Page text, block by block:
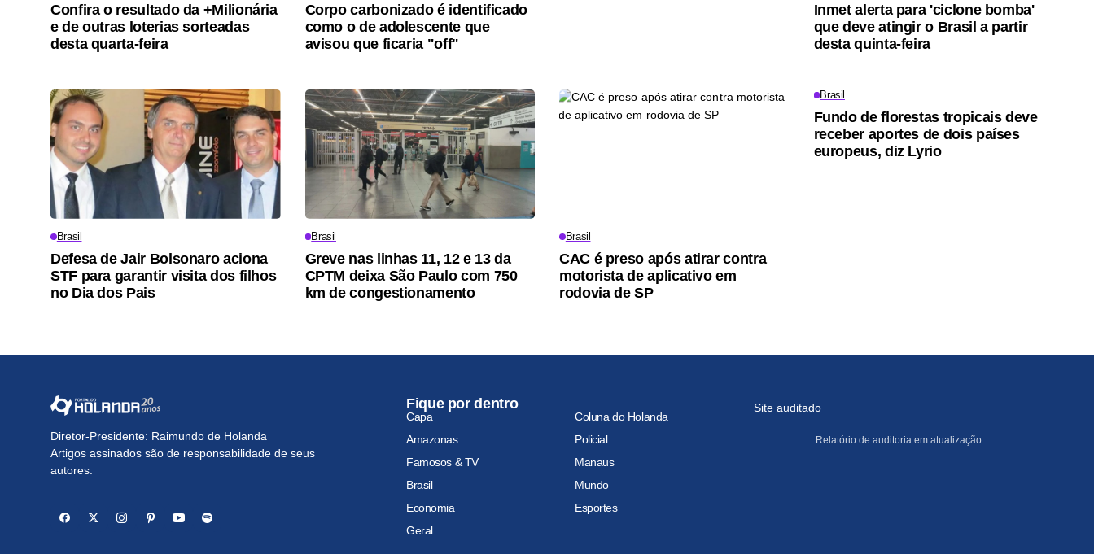
Confira o resultado da +Milionária
e de outras loterias sorteadas
desta quarta-feira
Corpo carbonizado é identificado
como o de adolescente que
avisou que ficaria "off"
Inmet alerta para 'ciclone bomba'
que deve atingir o Brasil a partir
desta quinta-feira
Brasil
Defesa de Jair Bolsonaro aciona
STF para garantir visita dos filhos
no Dia dos Pais
Brasil
Greve nas linhas 11, 12 e 13 da
CPTM deixa São Paulo com 750
km de congestionamento
Brasil
CAC é preso após atirar contra
motorista de aplicativo em
rodovia de SP
Brasil
Fundo de florestas tropicais deve
receber aportes de dois países
europeus, diz Lyrio
Diretor-Presidente: Raimundo de Holanda
Artigos assinados são de responsabilidade de seus
autores.
Fique por dentro
Capa
Coluna do Holanda
Amazonas
Policial
Famosos & TV
Manaus
Brasil
Mundo
Economia
Esportes
Geral
Site auditado
Relatório de auditoria em atualização